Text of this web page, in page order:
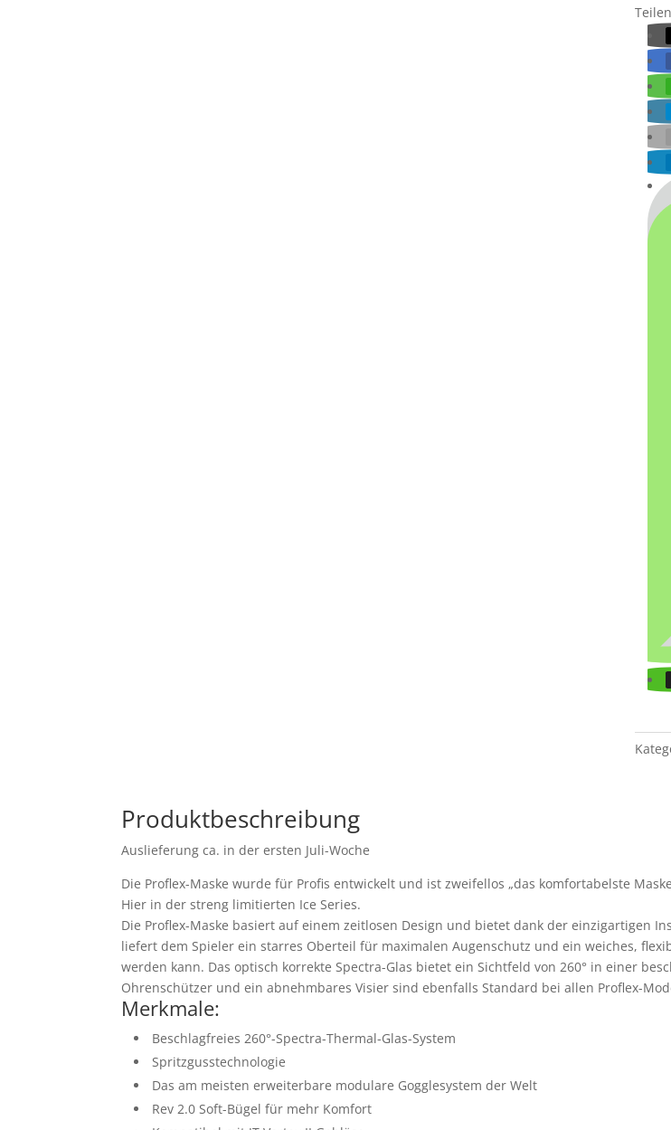
Produktbeschreibung
Auslieferung ca. in der ersten Juli-Woche
Die Proflex-Maske wurde für Profis entwickelt und ist zweifellos „das komfortabelste
Hier in der streng limitierten Ice Series.
Die Proflex-Maske basiert auf einem zeitlosen Design und bietet dank der einzigartigen
liefert dem Spieler ein starres Oberteil für maximalen Augenschutz und ein weiches,
werden kann. Das optisch korrekte Spectra-Glas bietet ein Sichtfeld von 260° in einer
Ohrenschützer und ein abnehmbares Visier sind ebenfalls Standard bei allen Proflex-
Merkmale:
Beschlagfreies 260°-Spectra-Thermal-Glas-System
Spritzgusstechnologie
Das am meisten erweiterbare modulare Gogglesystem der Welt
Rev 2.0 Soft-Bügel für mehr Komfort